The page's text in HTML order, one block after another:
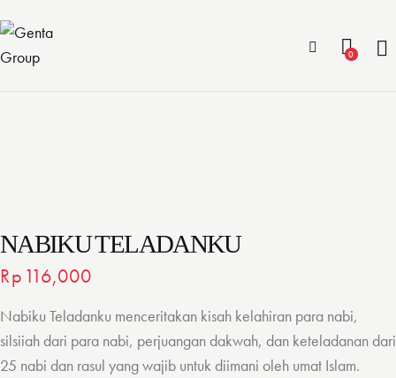
0
NABIKU TELADANKU
Rp 116,000
Nabiku Teladanku menceritakan kisah kelahiran para nabi,
silsiiah dari para nabi, perjuangan dakwah, dan keteladanan dari
25 nabi dan rasul yang wajib untuk diimani oleh umat Islam.